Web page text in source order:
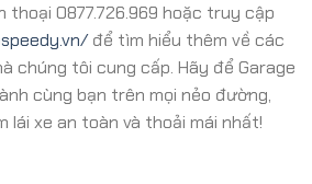
thoại 0877.726.969 hoặc truy cập
để tìm hiểu thêm về các
chúng tôi cung cấp. Hãy để Garage
cùng bạn trên mọi nẻo đường,
lái xe an toàn và thoải mái nhất!